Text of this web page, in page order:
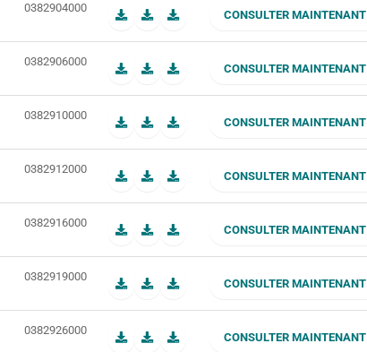
0382904000
CONSULTER MAINTENANT
0382906000
CONSULTER MAINTENANT
0382910000
CONSULTER MAINTENANT
0382912000
CONSULTER MAINTENANT
0382916000
CONSULTER MAINTENANT
0382919000
CONSULTER MAINTENANT
0382926000
CONSULTER MAINTENANT